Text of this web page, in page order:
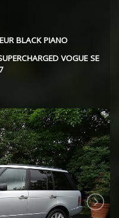
BLACK PIANO
VOGUE SE